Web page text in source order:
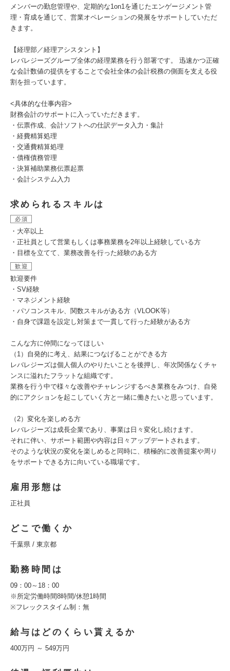
メンバーの勤怠管理や、定期的な1on1を通じたエンゲージメント管
理・育成を通じて、営業オペレーションの発展をサポートしていただ
きます。
【経理部／経理アシスタント】
レバレジーズグループ全体の経理業務を行う部署です。 迅速かつ正確
な会計数値の提供をすることで会社全体の会計税務の側面を支える役
割を担っています。
<具体的な仕事内容>
財務会計のサポートに入っていただきます。
・伝票作成、会計ソフトへの仕訳データ入力・集計
・経費精算処理
・交通費精算処理
・債権債務管理
・決算補助業務伝票起票
・会計システム入力
求められるスキルは
必須
・大卒以上
・正社員として営業もしくは事務業務を2年以上経験している方
・目標を立てて、業務改善を行った経験のある方
歓迎
歓迎要件
・SV経験
・マネジメント経験
・パソコンスキル、関数スキルがある方（VLOOK等）
・自身で課題を設定し対策まで一貫して行った経験がある方
こんな方に仲間になってほしい
（1）自発的に考え、結果につなげることができる方
レバレジーズは個人個人のやりたいことを後押し、年次関係なくチャ
ンスに溢れたフラットな組織です。
業務を行う中で様々な改善やチャレンジするべき業務をみつけ、自発
的にアクションを起こしていく方と一緒に働きたいと思っています。
（2）変化を楽しめる方
レバレジーズは成長企業であり、事業は日々変化し続けます。
それに伴い、サポート範囲や内容は日々アップデートされます。
そのような状況の変化を楽しめると同時に、積極的に改善提案や周り
をサポートできる方に向いている職場です。
雇用形態は
正社員
どこで働くか
千葉県 / 東京都
勤務時間は
09：00～18：00
※所定労働時間8時間/休憩1時間
※フレックスタイム制：無
給与はどのくらい貰えるか
400万円 ～ 549万円